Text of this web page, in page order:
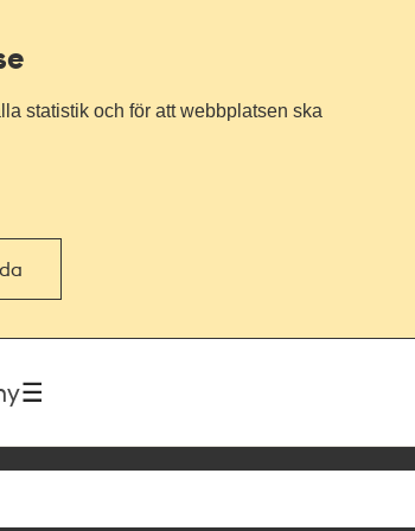
statistik och för att webbplatsen ska